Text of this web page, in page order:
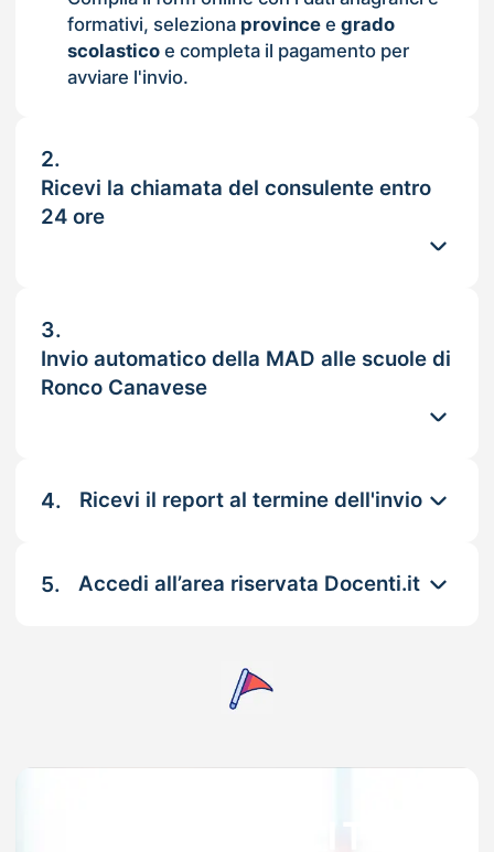
formativi, seleziona provincee grado
scolasticoe completa il pagamento per
avviare l'invio.
2.
Ricevi la chiamata del consulente entro
24 ore
3.
Invio automatico della MAD alle scuole di
Ronco Canavese
4. Ricevi il report al termine dell'invio
5. Accedi all’area riservata Docenti.it